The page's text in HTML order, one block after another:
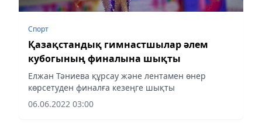
Спорт
Қазақстандық гимнастшылар әлем
кубогының финалына шықты
Елжан Тәниева құрсау және лентамен өнер
көрсетуден финалға кезеңге шықты
06.06.2022 03:00